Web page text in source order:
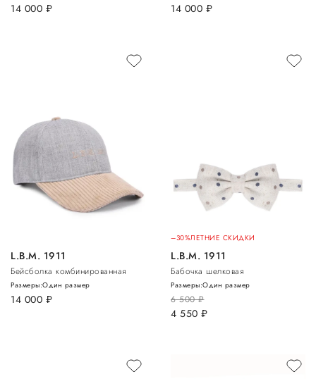
14 000 руб. 14 000 руб.
L.B.M. 1911
Бейсболка комбинированная
14 000 руб.
Размеры:Один размер
–30%ЛЕТНИЕ СКИДКИ
L.B.M. 1911
Бабочка шелковая
6 500руб.
4 550 руб.
Размеры:Один размер